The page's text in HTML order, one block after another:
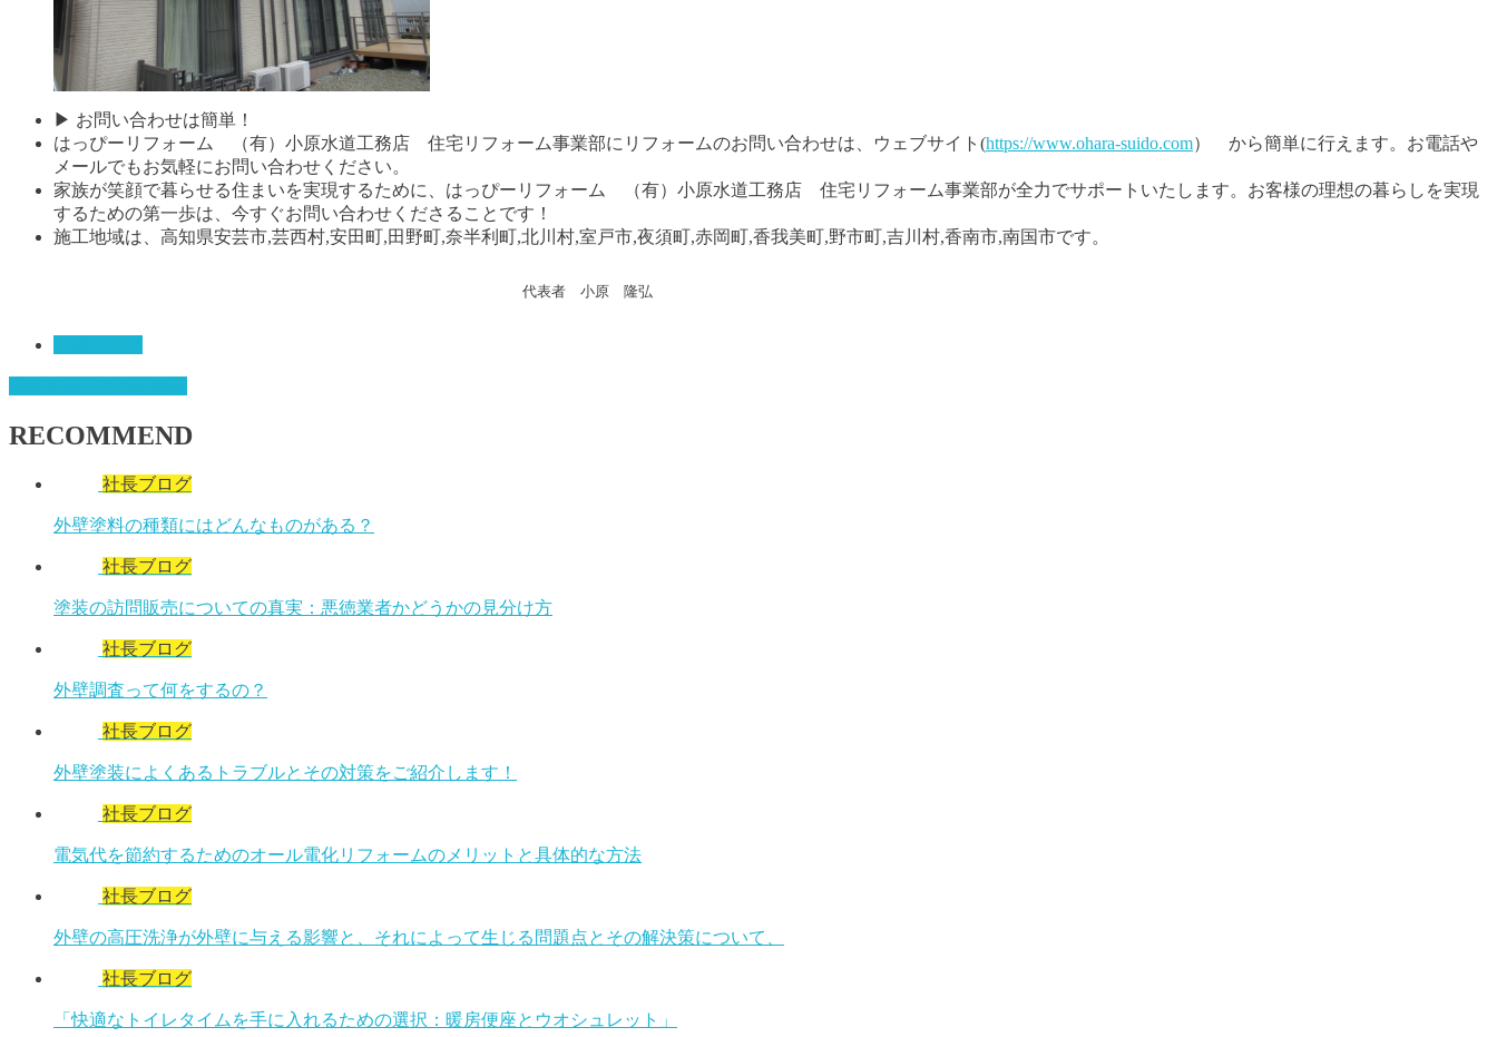
▶ お問い合わせは簡単！
はっぴーリフォーム （有）小原水道工務店 住宅リフォーム事業部にリフォームのお問い合わせは、ウェブサイト(https://www.ohara-suido.com） から簡単に行えます。お電話や
メールでもお気軽にお問い合わせください。
家族が笑顔で暮らせる住まいを実現するために、はっぴーリフォーム （有）小原水道工務店 住宅リフォーム事業部が全力でサポートいたします。お客様の理想の暮らしを実現
するための第一歩は、今すぐお問い合わせくださることです！
施工地域は、高知県安芸市,芸西村,安田町,田野町,奈半利町,北川村,室戸市,夜須町,赤岡町,香我美町,野市町,吉川村,香南市,南国市です。
代表者 小原 隆弘
RECOMMEND
社長ブログ
外壁塗料の種類にはどんなものがある？
社長ブログ
塗装の訪問販売についての真実：悪徳業者かどうかの見分け方
社長ブログ
外壁調査って何をするの？
社長ブログ
外壁塗装によくあるトラブルとその対策をご紹介します！
社長ブログ
電気代を節約するためのオール電化リフォームのメリットと具体的な方法
社長ブログ
外壁の高圧洗浄が外壁に与える影響と、それによって生じる問題点とその解決策について、
社長ブログ
「快適なトイレタイムを手に入れるための選択：暖房便座とウオシュレット」